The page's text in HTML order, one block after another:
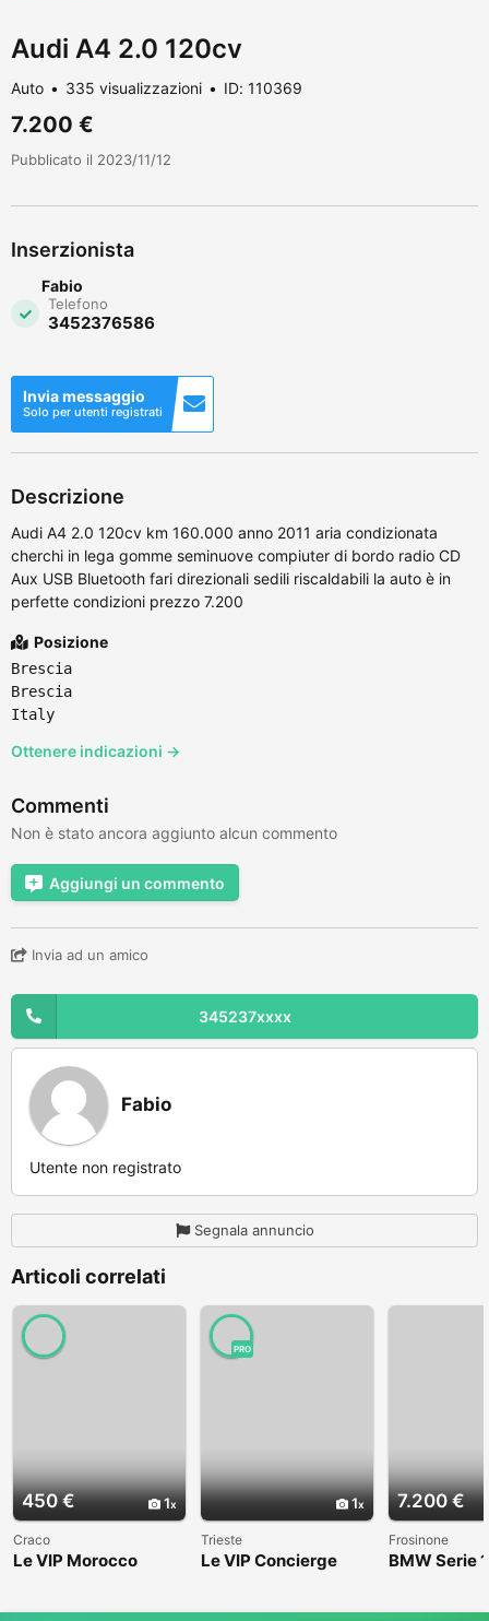
Audi A4 2.0 120cv
Auto 335 visualizzazioni ID: 110369
7.200 €
Pubblicato il 2023/11/12
Inserzionista
Fabio
Telefono
3452376586
Invia messaggio
Solo per utenti registrati
Descrizione
Audi A4 2.0 120cv km 160.000 anno 2011 aria condizionata
cherchi in lega gomme seminuove compiuter di bordo radio CD
Aux USB Bluetooth fari direzionali sedili riscaldabili la auto è in
perfette condizioni prezzo 7.200
Posizione
Brescia
Brescia
Italy
Ottenere indicazioni →
Commenti
Non è stato ancora aggiunto alcun commento
Aggiungi un commento
Invia ad un amico
345237xxxx
Fabio
Utente non registrato
Segnala annuncio
Articoli correlati
450 € 1
Craco
Le VIP Morocco
1
PRO
Trieste
Le VIP Concierge
7.200 €
Frosinone
BMW Serie